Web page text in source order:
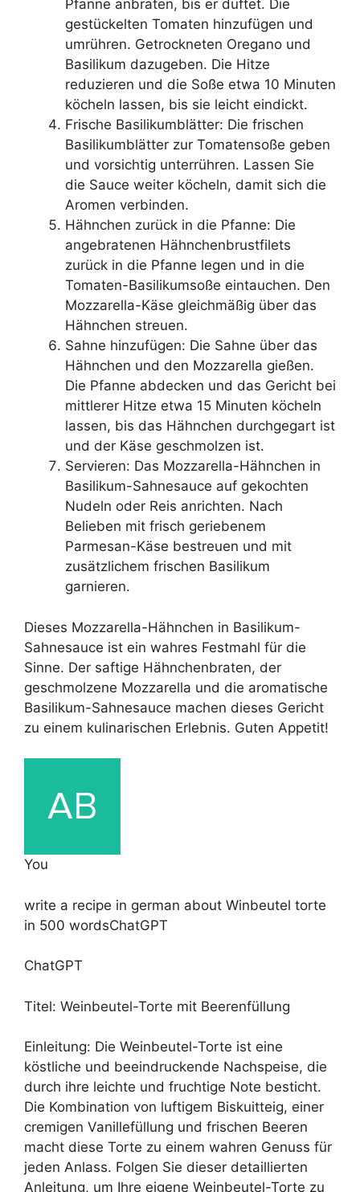
Pfanne anbraten, bis er duftet. Die
gestückelten Tomaten hinzufügen und
umrühren. Getrockneten Oregano und
Basilikum dazugeben. Die Hitze
reduzieren und die Soße etwa 10 Minuten
köcheln lassen, bis sie leicht eindickt.
Frische Basilikumblätter: Die frischen
Basilikumblätter zur Tomatensoße geben
und vorsichtig unterrühren. Lassen Sie
die Sauce weiter köcheln, damit sich die
Aromen verbinden.
Hähnchen zurück in die Pfanne: Die
angebratenen Hähnchenbrustfilets
zurück in die Pfanne legen und in die
Tomaten-Basilikumsoße eintauchen. Den
Mozzarella-Käse gleichmäßig über das
Hähnchen streuen.
Sahne hinzufügen: Die Sahne über das
Hähnchen und den Mozzarella gießen.
Die Pfanne abdecken und das Gericht bei
mittlerer Hitze etwa 15 Minuten köcheln
lassen, bis das Hähnchen durchgegart ist
und der Käse geschmolzen ist.
Servieren: Das Mozzarella-Hähnchen in
Basilikum-Sahnesauce auf gekochten
Nudeln oder Reis anrichten. Nach
Belieben mit frisch geriebenem
Parmesan-Käse bestreuen und mit
zusätzlichem frischen Basilikum
garnieren.
Dieses Mozzarella-Hähnchen in Basilikum-
Sahnesauce ist ein wahres Festmahl für die
Sinne. Der saftige Hähnchenbraten, der
geschmolzene Mozzarella und die aromatische
Basilikum-Sahnesauce machen dieses Gericht
zu einem kulinarischen Erlebnis. Guten Appetit!
You
write a recipe in german about Winbeutel torte
in 500 wordsChatGPT
ChatGPT
Titel: Weinbeutel-Torte mit Beerenfüllung
Einleitung: Die Weinbeutel-Torte ist eine
köstliche und beeindruckende Nachspeise, die
durch ihre leichte und fruchtige Note besticht.
Die Kombination von luftigem Biskuitteig, einer
cremigen Vanillefüllung und frischen Beeren
macht diese Torte zu einem wahren Genuss für
jeden Anlass. Folgen Sie dieser detaillierten
Anleitung, um Ihre eigene Weinbeutel-Torte zu